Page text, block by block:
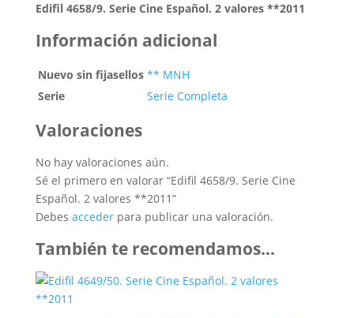
Edifil 4658/9. Serie Cine Español. 2 valores **2011
Información adicional
Nuevo sin fijasellos ** MNH
Serie
Serie Completa
Valoraciones
No hay valoraciones aún.
Sé el primero en valorar “Edifil 4658/9. Serie Cine
Español. 2 valores **2011”
Debes accederpara publicar una valoración.
También te recomendamos…